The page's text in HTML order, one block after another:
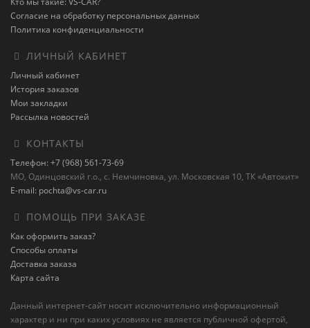
Согласие на обработку персональных данных
Политика конфиденциальности
ЛИЧНЫЙ КАБИНЕТ
Личный кабинет
История заказов
Мои закладки
Рассылка новостей
КОНТАКТЫ
Телефон: +7 (968) 561-73-69
МО, Одинцовский г.о., с. Немчиновка, ул. Московская 10, ТК «Автокит»
E-mail: pochta@vs-car.ru
ПОМОЩЬ ПРИ ЗАКАЗЕ
Как оформить заказ?
Способы оплаты
Доставка заказа
Карта сайта
Данный интернет-сайт носит исключительно информационный
характер и ни при каких условиях не является публичной офертой,